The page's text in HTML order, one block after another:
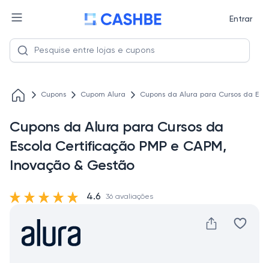
Entrar
Cupons Cupom Alura Cupons da Alura para Cursos da
Cupons da Alura para Cursos da
Escola Certificação PMP e CAPM,
Inovação & Gestão
4.6 36 avaliações